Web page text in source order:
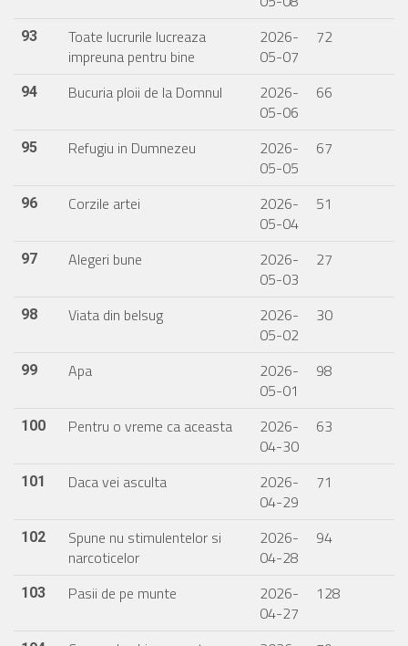
93
Toate lucrurile lucreaza
impreuna pentru bine
2026-
05-07
72
94 Bucuria ploii de la Domnul
2026-
05-06
66
95 Refugiu in Dumnezeu
2026-
05-05
67
96 Corzile artei
2026-
05-04
51
97 Alegeri bune
2026-
05-03
27
98 Viata din belsug
2026-
05-02
30
99 Apa
2026-
05-01
98
100 Pentru o vreme ca aceasta
2026-
04-30
63
101 Daca vei asculta
2026-
04-29
71
102
Spune nu stimulentelor si
narcoticelor
2026-
04-28
94
103 Pasii de pe munte
2026-
04-27
128